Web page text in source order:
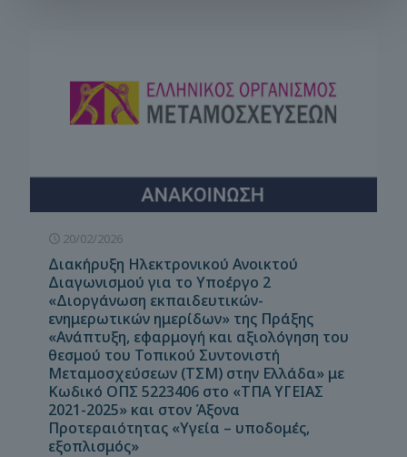
20/02/2026
Διακήρυξη Ηλεκτρονικού Ανοικτού
Διαγωνισμού για το Υποέργο 2
«Διοργάνωση εκπαιδευτικών-
ενημερωτικών ημερίδων» της Πράξης
«Ανάπτυξη, εφαρμογή και αξιολόγηση του
θεσμού του Τοπικού Συντονιστή
Μεταμοσχεύσεων (ΤΣΜ) στην Ελλάδα» με
Κωδικό ΟΠΣ 5223406 στο «ΤΠΑ ΥΓΕΙΑΣ
2021-2025» και στον Άξονα
Προτεραιότητας «Υγεία – υποδομές,
εξοπλισμός»